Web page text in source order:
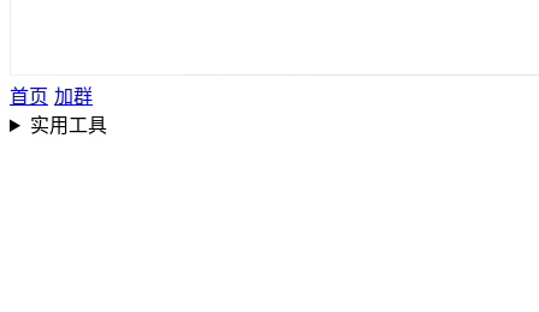
首页 加群
实用工具